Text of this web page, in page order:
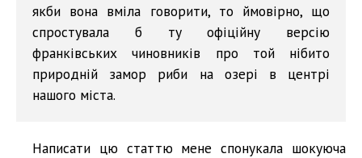
якби вона вміла говорити, то ймовірно, що
спростувала б ту офіційну версію
франківських чиновників про той нібито
природній замор риби на озері в центрі
нашого міста.
Написати цю статтю мене спонукала шокуюча